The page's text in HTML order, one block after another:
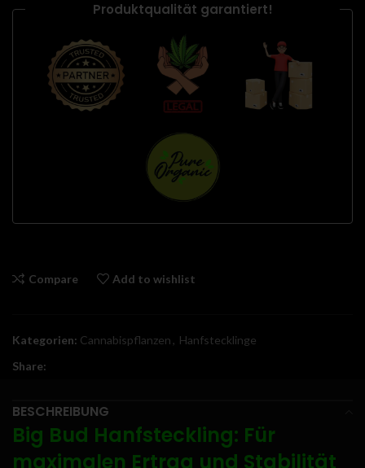
Produktqualität garantiert!
Compare Add to wishlist
Kategorien: Cannabispflanzen , Hanfstecklinge
Share:
BESCHREIBUNG
Big Bud Hanfsteckling: Für
maximalen Ertrag und Stabilität